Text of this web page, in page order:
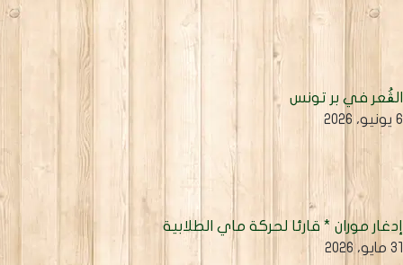
في بر تونس
2026
موران * قارئا لحركة ماي الطلابية
2026